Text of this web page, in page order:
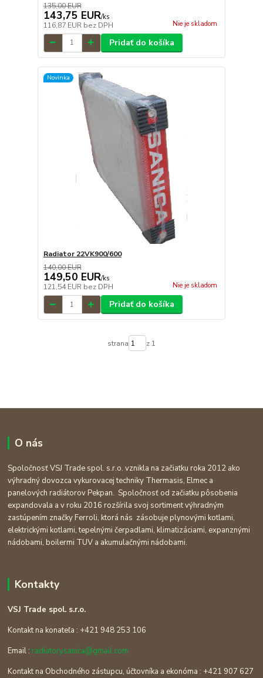
135,00 EUR
143,75 EUR/ks
116,87 EUR bez DPH Nie je skladom
Pridať do košíka
Novinka
Radiator 22VK900/600
140,00 EUR
149,50 EUR/ks
121,54 EUR bez DPH Nie je skladom
Pridať do košíka
strana z 1
O nás
Spoločnosť VSJ Trade spol. s.r.o. vznikla na začiatku roka 2012 ako
výhradný dovozca vykurovacej techniky Thermasis, Elmec a
panelových radiátorov Pekpan. Spoločnosť od začiatku pôsobenia
expandovala a v roku 2016 rozšírila svoj sortiment výhradným
zastúpením značky Ferroli, ktorá nás zásobuje plynovými kotlami,
elektrickými kotlami, tepelnými čerpadlami, klimatizáciami, expanznými
nádobami, boilermi TUV a akumulačnými nádobami.
Kontakty
VSJ Trade spol. s.r.o.
Kontakt na konateľa : +421 948 253 106
Email : radiatorysanica@gmail.com
Kontakt na Obchodného zástupcu, účtovníka a ekonóma : +421 907 627